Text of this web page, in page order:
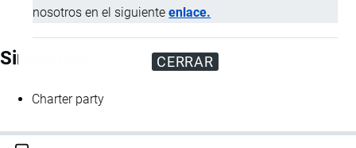
nosotros en el siguienteenlace.
CERRAR
Sinónimos
Charter party